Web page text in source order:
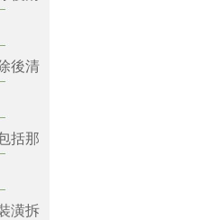
後清
括那
潢拆